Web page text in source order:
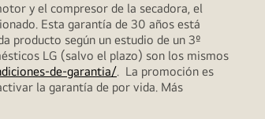
y el compresor de la secadora, el
Esta garantía de 30 años está
producto según un estudio de un 3º
LG (salvo el plazo) son los mismos
de-garantia/. La promoción es
la garantía de por vida. Más